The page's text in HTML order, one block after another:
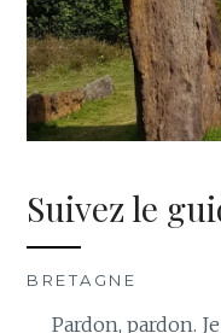
Suivez le
BRETAGNE
Pardon, pardon.